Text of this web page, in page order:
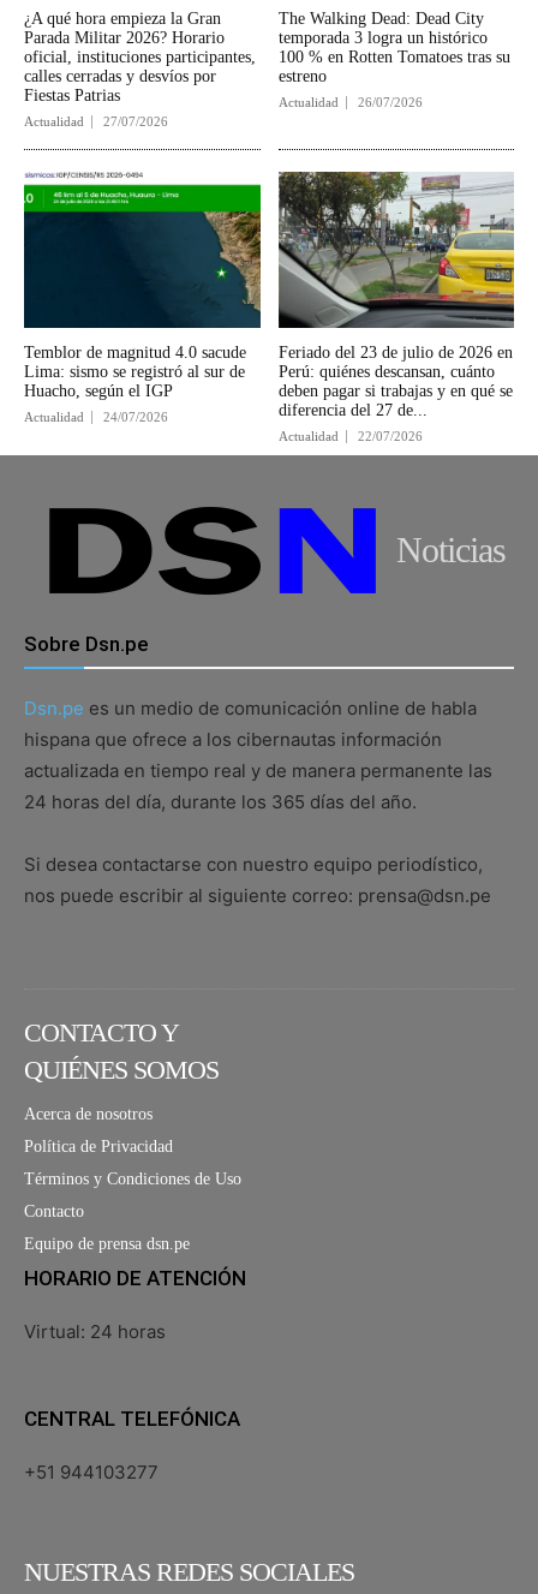
¿A qué hora empieza la Gran
Parada Militar 2026? Horario
oficial, instituciones participantes,
calles cerradas y desvíos por
Fiestas Patrias
Actualidad 27/07/2026
The Walking Dead: Dead City
temporada 3 logra un histórico
100 % en Rotten Tomatoes tras su
estreno
Actualidad 26/07/2026
Temblor de magnitud 4.0 sacude
Lima: sismo se registró al sur de
Huacho, según el IGP
Actualidad 24/07/2026
Feriado del 23 de julio de 2026 en
Perú: quiénes descansan, cuánto
deben pagar si trabajas y en qué se
diferencia del 27 de...
Actualidad 22/07/2026
Noticias
Sobre Dsn.pe
Dsn.pe es un medio de comunicación online de habla
hispana que ofrece a los cibernautas información
actualizada en tiempo real y de manera permanente las
24 horas del día, durante los 365 días del año.
Si desea contactarse con nuestro equipo periodístico,
nos puede escribir al siguiente correo: prensa@dsn.pe
CONTACTO Y
QUIÉNES SOMOS
Acerca de nosotros
Política de Privacidad
Términos y Condiciones de Uso
Contacto
Equipo de prensa dsn.pe
HORARIO DE ATENCIÓN
Virtual: 24 horas
CENTRAL TELEFÓNICA
+51 944103277
NUESTRAS REDES SOCIALES